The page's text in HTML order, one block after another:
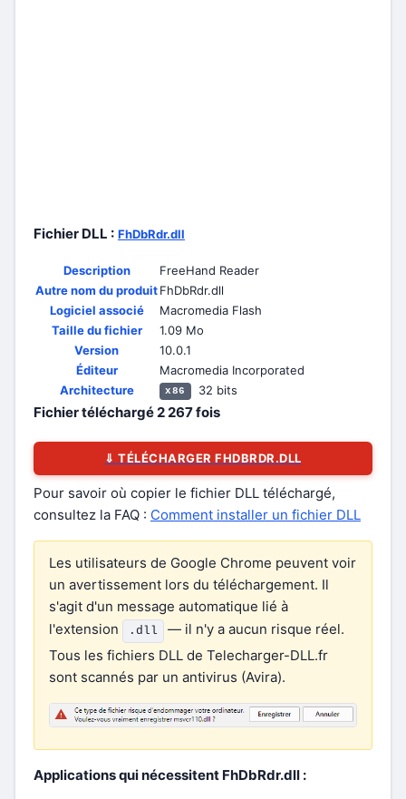
Fichier DLL : FhDbRdr.dll
Description
FreeHand Reader
Autre nom du produitFhDbRdr.dll
Logiciel associé
Macromedia Flash
Taille du fichier
1.09 Mo
Version
10.0.1
Éditeur
Macromedia Incorporated
Architecture
x86 32 bits
Fichier téléchargé2 267fois
⇓ TÉLÉCHARGER FHDBRDR.DLL
Pour savoir où copier le fichier DLL téléchargé,
consultez la FAQ : Comment installer un fichier DLL
Les utilisateurs de Google Chrome peuvent voir
un avertissement lors du téléchargement. Il
s'agit d'un message automatique lié à
l'extension
.dll
— il n'y a aucun risque réel.
Tous les fichiers DLL de Telecharger-DLL.fr
sont scannés par un antivirus (Avira).
Applications qui nécessitent FhDbRdr.dll :